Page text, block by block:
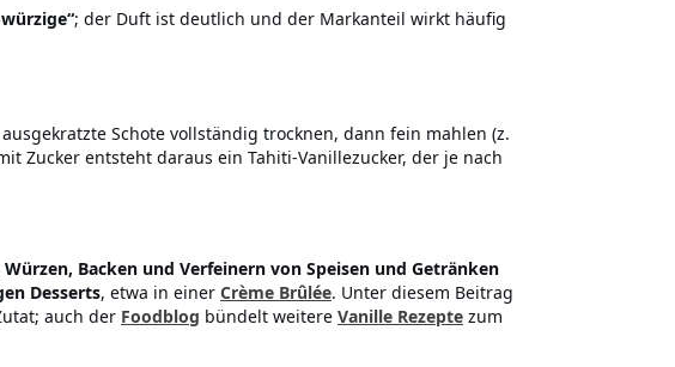
; der Duft ist deutlich und der Markanteil wirkt häufig
Schote vollständig trocknen, dann fein mahlen (z.
Zucker entsteht daraus ein Tahiti-Vanillezucker, der je nach
Würzen, Backen und Verfeinern von Speisen und Getränken
Desserts, etwa in einer Crème Brûlée. Unter diesem Beitrag
auch der Foodblog bündelt weitere Vanille Rezepte zum